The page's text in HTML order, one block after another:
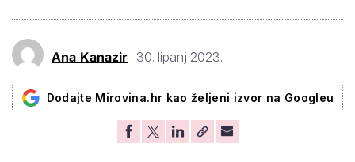
Ana Kanazir 30. lipanj 2023.
Dodajte Mirovina.hr kao željeni izvor na Googleu